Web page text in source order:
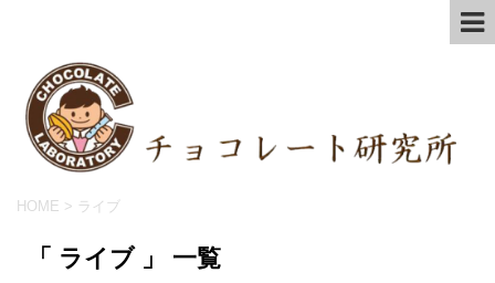
HOME > ライブ
「 ライブ 」 一覧